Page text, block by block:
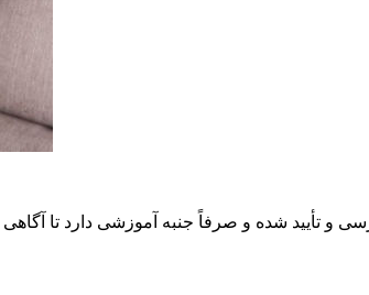
تأیید شده و صرفاً جنبه آموزشی دارد تا